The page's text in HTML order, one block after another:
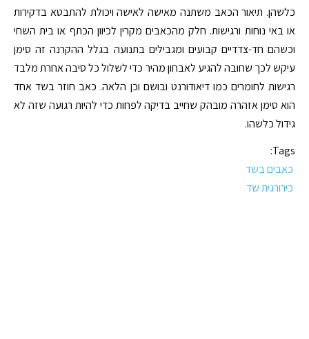
כלשהן. תיאור הכאב משתנה מאישה לאישה ויכולת להתבטא בדקירות
או באי נוחות ורגישות. חלק מהכאבים מקרין לכיוון הכתף או בית השחי
וכשהם חד-צדדיים קבועים ומגבילים בתנועה בגלל ההקרנה זה סימן
עיקש לכך שחובה להגיע לאבחון מהיר כדי לשלול כל סיבה אחרת מלבד
רגישות לחומרים כמו דיאודורנט ובושם וכן הלאה. כאב חוזר בשד אחד
הוא סימן אזהרה מובהק שחייב בדיקה לפחות כדי להיות רגועה שזה לא
גידול כלשהו.
Tags:
כאבים בשד
כירורגית שד